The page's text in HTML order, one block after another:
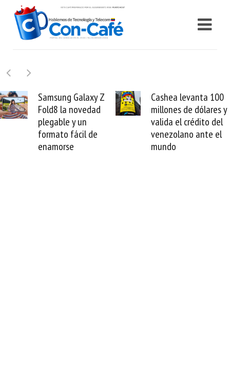
Z
Cashea levanta 100
millones de dólares y
valida el crédito del
venezolano ante el
mundo
El buque Wave
Sentinel
reparación del
cable de